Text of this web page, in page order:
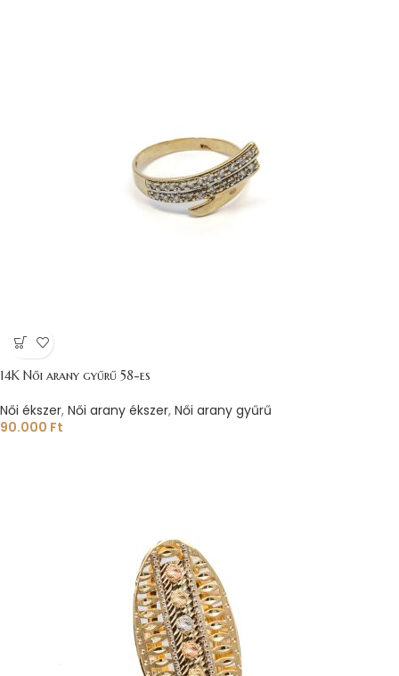
14K Női arany gyűrű 58-es
Női ékszer, Női arany ékszer, Női arany gyűrű
90.000 Ft